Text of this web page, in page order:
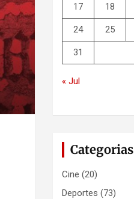
17 18
24 25
31
« Jul
Categorias
Cine (20)
Deportes (73)